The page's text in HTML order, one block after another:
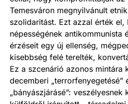
Temesváron megnyilvánult
szolidaritást. Ezt azzal érték el,
népességének antikommunista
érzéseit egy új ellenség,
kisebbség felé terelték,
Ez a szcenárió azonos mintára
decemberi „terrorfenyegetésé”
„bányászjárásé”: